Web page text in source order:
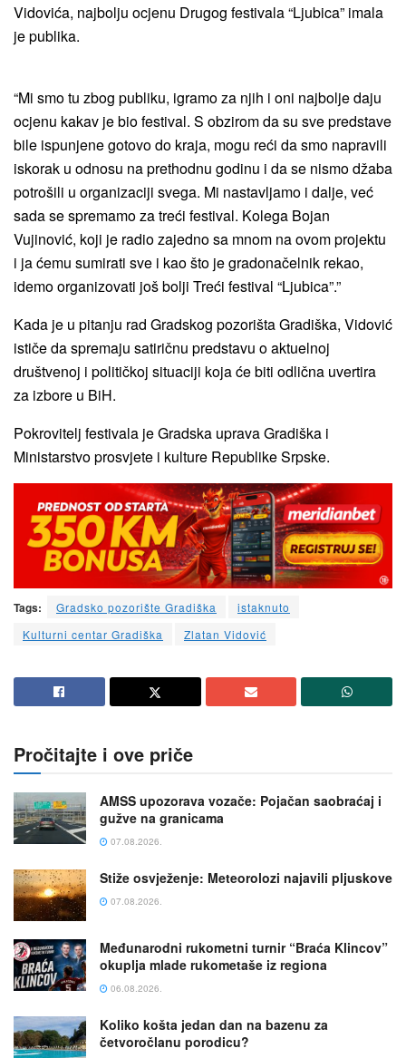
Vidovića, najbolju ocjenu Drugog festivala “Ljubica” imala
je publika.
“Mi smo tu zbog publiku, igramo za njih i oni najbolje daju
ocjenu kakav je bio festival. S obzirom da su sve predstave
bile ispunjene gotovo do kraja, mogu reći da smo napravili
iskorak u odnosu na prethodnu godinu i da se nismo džaba
potrošili u organizaciji svega. Mi nastavljamo i dalje, već
sada se spremamo za treći festival. Kolega Bojan
Vujinović, koji je radio zajedno sa mnom na ovom projektu
i ja ćemu sumirati sve i kao što je gradonačelnik rekao,
idemo organizovati još bolji Treći festival “Ljubica”.”
Kada je u pitanju rad Gradskog pozorišta Gradiška, Vidović
ističe da spremaju satiričnu predstavu o aktuelnoj
društvenoj i političkoj situaciji koja će biti odlična uvertira
za izbore u BiH.
Pokrovitelj festivala je Gradska uprava Gradiška i
Ministarstvo prosvjete i kulture Republike Srpske.
Tags: Gradsko pozorište Gradiška
istaknuto
Kulturni centar Gradiška
Zlatan Vidović
Pročitajte i ove priče
AMSS upozorava vozače: Pojačan saobraćaj i
gužve na granicama
07.08.2026.
Stiže osvježenje: Meteorolozi najavili pljuskove
07.08.2026.
Međunarodni rukometni turnir “Braća Klincov”
okuplja mlade rukometaše iz regiona
06.08.2026.
Koliko košta jedan dan na bazenu za
četvoročlanu porodicu?